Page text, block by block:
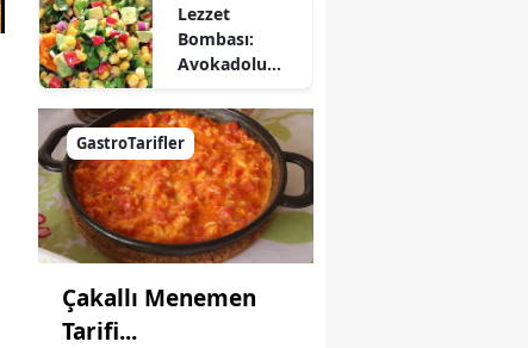
Lezzet
Bombası:
Avokadolu
Nasıl Yapılır?
GastroTarifler
Çakallı Menemen
Tarifi...